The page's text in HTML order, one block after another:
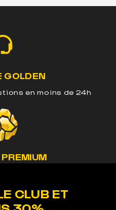
GOLDEN
en moins de 24h
CLUB ET